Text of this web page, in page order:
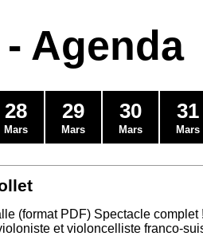
- Agenda
28
Mars
29
Mars
30
Mars
31
Mars
(format PDF) Spectacle
et violoncelliste franco-